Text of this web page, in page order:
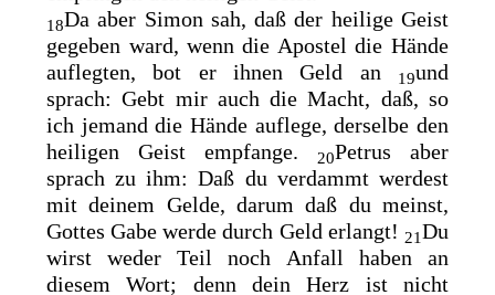
18Da aber Simon sah, daß der heilige Geist
gegeben ward, wenn die Apostel die Hände
auflegten, bot er ihnen Geld an
19und
sprach: Gebt mir auch die Macht, daß, so
ich jemand die Hände auflege, derselbe den
heiligen Geist empfange.
20Petrus aber
sprach zu ihm: Daß du verdammt werdest
mit deinem Gelde, darum daß du meinst,
Gottes Gabe werde durch Geld erlangt! 21Du
wirst weder Teil noch Anfall haben an
diesem Wort; denn dein Herz ist nicht